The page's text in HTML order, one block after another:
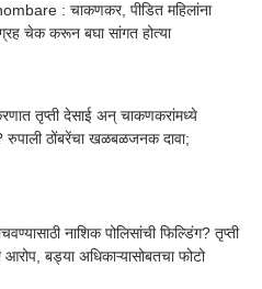
: चाकणकर, पीडित महिलांना
चेक करून बघा सांगत होत्या
तृप्ती देसाई अन् चाकणकरांमध्ये
रुपाली ठोंबरेंचा खळबळजनक दावा;
नाशिक पोलिसांची फिल्डिंग? तृप्ती
बड्या अधिकाऱ्यासोबतचा फोटो